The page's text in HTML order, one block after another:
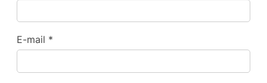
E-mail *